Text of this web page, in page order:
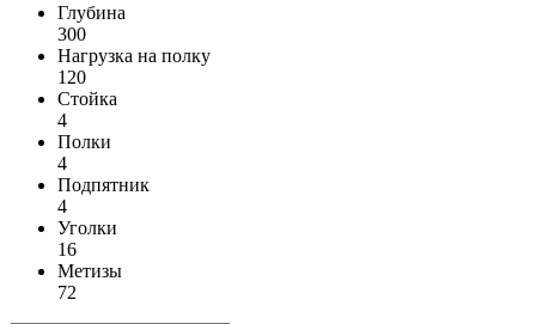
Глубина
300
Нагрузка на полку
120
Стойка
4
Полки
4
Подпятник
4
Уголки
16
Метизы
72